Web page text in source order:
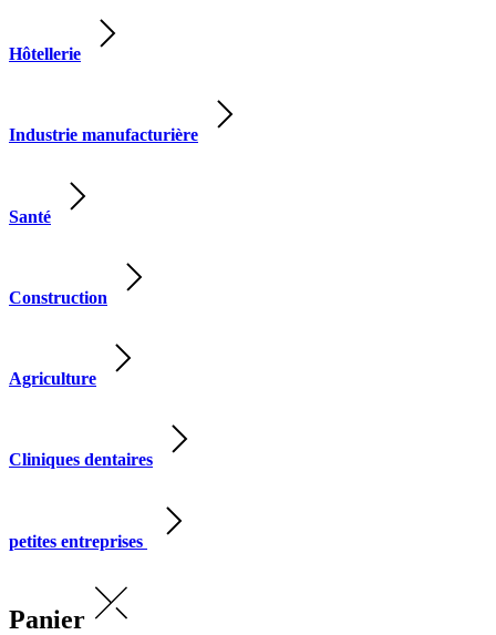
Hôtellerie
Industrie manufacturière
Santé
Construction
Agriculture
Cliniques dentaires
petites entreprises
Panier